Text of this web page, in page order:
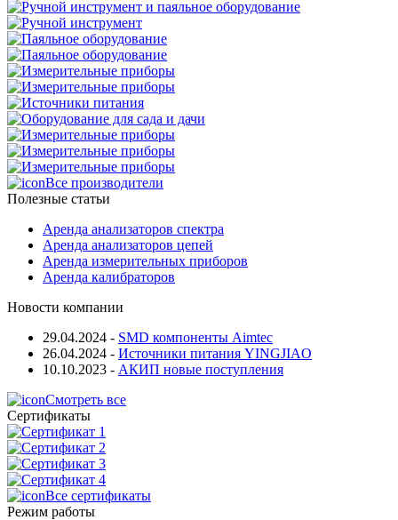
Все производители
Полезные статьи
Аренда анализаторов спектра
Аренда анализаторов цепей
Аренда измерительных приборов
Аренда калибраторов
Новости компании
29.04.2024 - SMD компоненты Aimtec
26.04.2024 - Источники питания YINGJIAO
10.10.2023 - АКИП новые поступления
Смотреть все
Сертификаты
Все сертификаты
Режим работы